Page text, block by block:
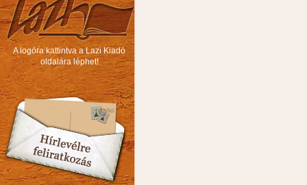
A logóra kattintva a Lazi Kiadó
oldalára léphet!